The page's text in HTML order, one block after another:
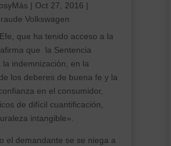
| Oct 27, 2016 |
Volkswagen
que ha tenido acceso a la
que la Sentencia
la indemnización, en la
los deberes de buena fe y la
en el consumidor,
de difícil cuantificación,
intangible».
el demandante se se niega a